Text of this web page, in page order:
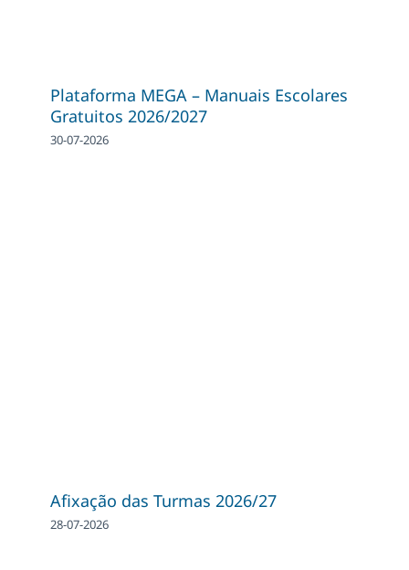
Plataforma MEGA – Manuais Escolares
Gratuitos 2026/2027
30-07-2026
Afixação das Turmas 2026/27
28-07-2026